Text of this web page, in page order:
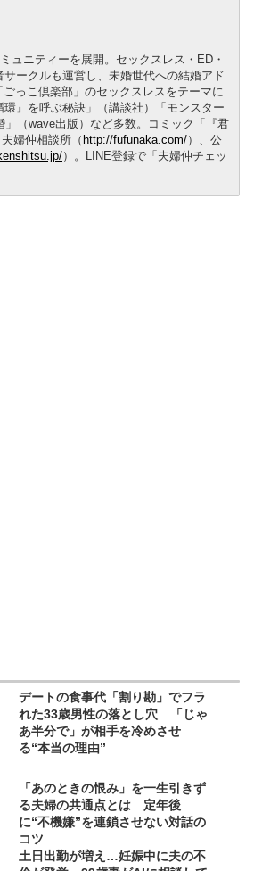
ュニティーを展開。セックスレス・ED・
ークルも運営し、未婚世代への結婚アド
っこ倶楽部」のセックスレスをテーマに
』を呼ぶ秘訣」（講談社）「モンスター
（wave出版）など多数。コミック「『君
婦仲相談所（ http://fufunaka.com/）、公
）。LINE登録で「夫婦仲チェッ
デートの食事代「割り勘」でフラ
れた33歳男性の落とし穴 「じゃ
あ半分で」が相手を冷めさせ
る“本当の理由”
「あのときの恨み」を一生引きず
る夫婦の共通点とは 定年後
に“不機嫌”を連鎖させない対話の
コツ
土日出勤が増え…妊娠中に夫の不